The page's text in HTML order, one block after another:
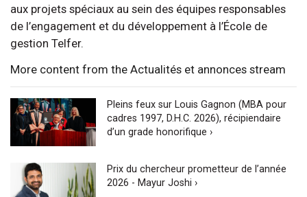
aux projets spéciaux au sein des équipes responsables
de l’engagement et du développement à l’École de
gestion Telfer.
More content from the Actualités et annonces stream
Pleins feux sur Louis Gagnon (MBA pour
cadres 1997, D.H.C. 2026), récipiendaire
d’un grade honorifique ›
Prix du chercheur prometteur de l’année
2026 - Mayur Joshi ›